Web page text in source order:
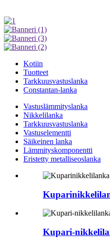
Kotiin
Tuotteet
Tarkkuusvastuslanka
Constantan-lanka
Vastuslämmityslanka
Nikkelilanka
Tarkkuusvastuslanka
Vastuselementti
Säikeinen lanka
Lämmityskomponentti
Eristetty metalliseoslanka
Kupari-